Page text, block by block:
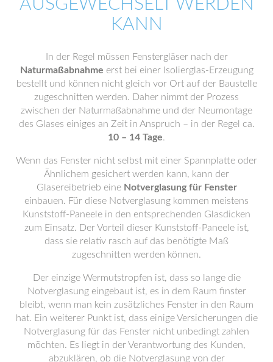
AUSGEWECHSELT WERDEN
KANN
In der Regel müssen Fenstergläser nach der
Naturmaßabnahme erst bei einer Isolierglas-Erzeugung
bestellt und können nicht gleich vor Ort auf der Baustelle
zugeschnitten werden. Daher nimmt der Prozess
zwischen der Naturmaßabnahme und der Neumontage
des Glases einiges an Zeit in Anspruch – in der Regel ca.
10 – 14 Tage.
Wenn das Fenster nicht selbst mit einer Spannplatte oder
Ähnlichem gesichert werden kann, kann der
Glasereibetrieb eine Notverglasung für Fenster
einbauen. Für diese Notverglasung kommen meistens
Kunststoff-Paneele in den entsprechenden Glasdicken
zum Einsatz. Der Vorteil dieser Kunststoff-Paneele ist,
dass sie relativ rasch auf das benötigte Maß
zugeschnitten werden können.
Der einzige Wermutstropfen ist, dass so lange die
Notverglasung eingebaut ist, es in dem Raum finster
bleibt, wenn man kein zusätzliches Fenster in den Raum
hat. Ein weiterer Punkt ist, dass einige Versicherungen die
Notverglasung für das Fenster nicht unbedingt zahlen
möchten. Es liegt in der Verantwortung des Kunden,
abzuklären, ob die Notverglasung von der